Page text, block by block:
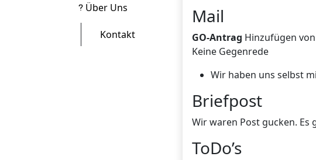
Über Uns
Kontakt
Mail
GO-Antrag Hinzufügen
Keine Gegenrede
Wir haben uns selbst
Briefpost
Wir waren Post gucken.
ToDo’s